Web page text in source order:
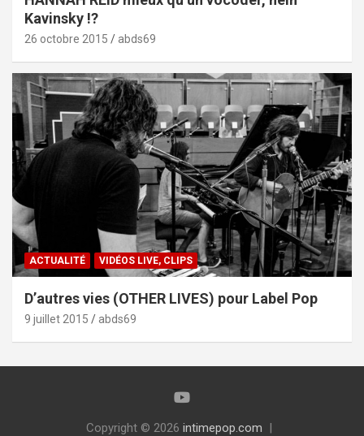
Kavinsky !?
26 octobre 2015 abds69
ACTUALITÉ VIDÉOS LIVE, CLIPS
D’autres vies (OTHER LIVES) pour Label Pop
9 juillet 2015 abds69
Copyright © 2026 intimepop.com